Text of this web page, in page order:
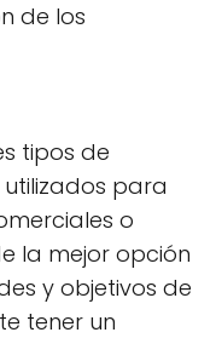
de los
tipos de
para
o
la mejor opción
y objetivos de
tener un